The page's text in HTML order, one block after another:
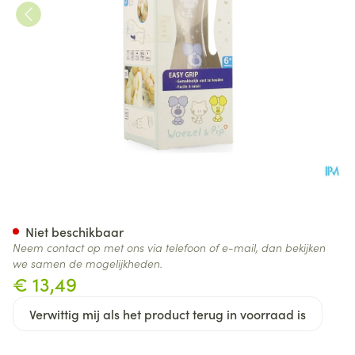
€ 13,49
Verwittig mij als het product terug in voorraad is
Niet beschikbaar
Neem contact op met ons via telefoon of e-mail, dan bekijken
we samen de mogelijkheden.